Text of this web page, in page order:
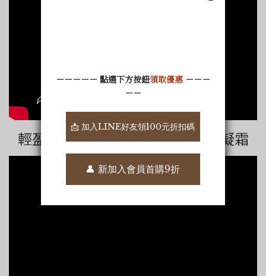
輕盈柔膚礦物粉底 ▌保濕礦物粉凝霜